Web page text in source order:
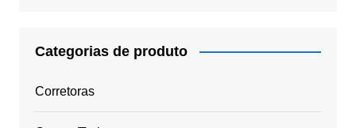
Categorias de produto
Corretoras